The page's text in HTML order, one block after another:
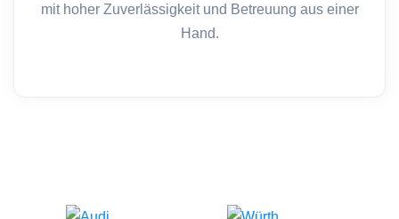
mit hoher Zuverlässigkeit und Betreuung aus einer
Hand.